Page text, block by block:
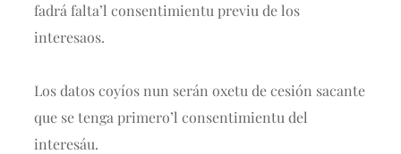
fadrá falta’l consentimientu previu de los
interesaos.
Los datos coyíos nun serán oxetu de cesión sacante
que se tenga primero’l consentimientu del
interesáu.